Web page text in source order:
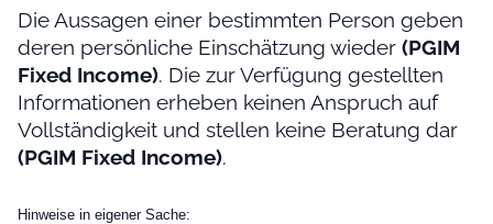
Die Aussagen einer bestimmten Person geben
deren persönliche Einschätzung wieder (PGIM
Fixed Income). Die zur Verfügung gestellten
Informationen erheben keinen Anspruch auf
Vollständigkeit und stellen keine Beratung dar
(PGIM Fixed Income).
Hinweise in eigener Sache: